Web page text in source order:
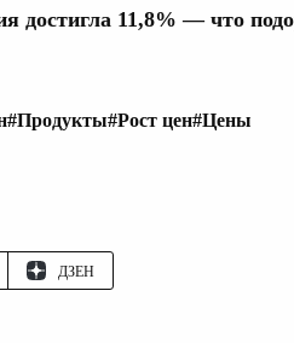
достигла 11,8% — что
#Продукты#Рост цен#Цены
ДЗЕН